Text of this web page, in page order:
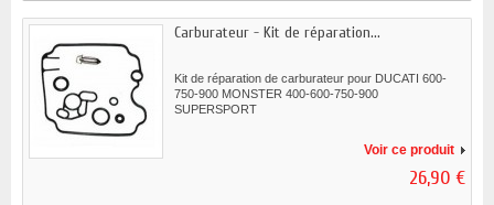
Carburateur - Kit de réparation...
Kit de réparation de carburateur pour DUCATI 600-
750-900 MONSTER 400-600-750-900
SUPERSPORT
Voir ce produit
26,90 €